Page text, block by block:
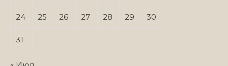
24 25 26 27 28 29 30
31